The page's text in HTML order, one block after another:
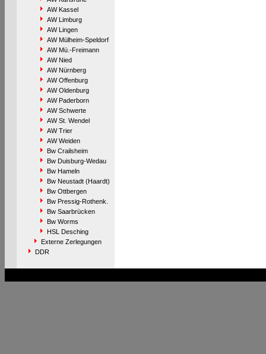
AW Kassel
AW Limburg
AW Lingen
AW Mülheim-Speldorf
AW Mü.-Freimann
AW Nied
AW Nürnberg
AW Offenburg
AW Oldenburg
AW Paderborn
AW Schwerte
AW St. Wendel
AW Trier
AW Weiden
Bw Crailsheim
Bw Duisburg-Wedau
Bw Hameln
Bw Neustadt (Haardt)
Bw Ottbergen
Bw Pressig-Rothenk.
Bw Saarbrücken
Bw Worms
HSL Desching
Externe Zerlegungen
DDR